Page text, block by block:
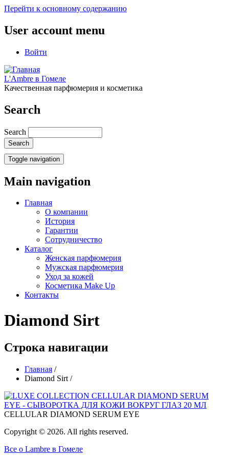
Перейти к основному содержанию
User account menu
Войти
L'Ambre в Гомеле
Качественная парфюмерия и косметика
Search
Search
Toggle navigation
Main navigation
Главная
О компании
История
Гарантии
Сотрудничество
Каталог
Женская парфюмерия
Мужская парфюмерия
Уход за кожей
Косметика Make Up
Контакты
Diamond Sirt
Строка навигации
Главная /
Diamond Sirt /
CELLULAR DIAMOND SERUM EYE
Copyright © 2026. All rights reserved.
Все о Lambre в Гомеле